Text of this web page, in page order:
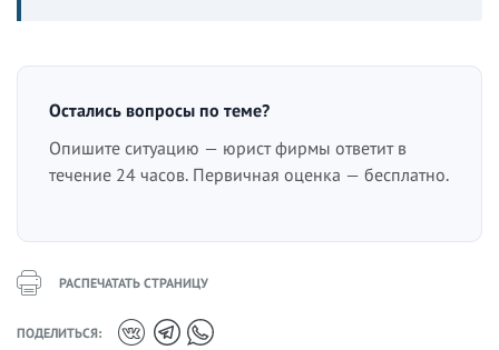
Остались вопросы по теме?
Опишите ситуацию — юрист фирмы ответит в
течение 24 часов. Первичная оценка — бесплатно.
РАСПЕЧАТАТЬ СТРАНИЦУ
ПОДЕЛИТЬСЯ: